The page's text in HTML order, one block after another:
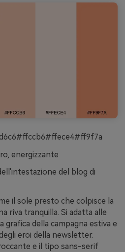
energizzante
del blog di
il sole presto che colpisce la
riva tranquilla. Si adatta alle
grafica della campagna estiva e
eroi della newsletter.
e il tipo sans-serif